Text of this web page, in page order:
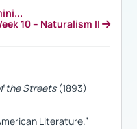
10 – Naturalism II
the Streets(1893)
Literature.”